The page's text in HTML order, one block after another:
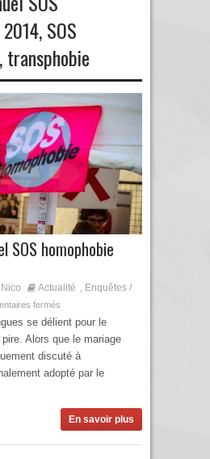
,SOS
,transphobie
SOS homophobie
Nico Actualité , Enquêtes /
fermés
se délient pour le
Alors que le mariage
discuté à
adopté par le
En savoir plus